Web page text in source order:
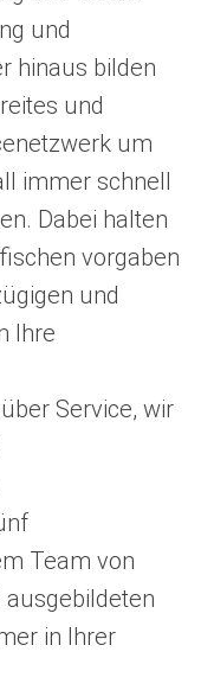
und
hinaus bilden
und
um
immer schnell
Dabei halten
vorgaben
und
Ihre
Service, wir
Team von
in Ihrer